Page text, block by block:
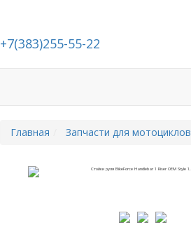
+7(383)255-55-22
Главная Запчасти для мотоциклов